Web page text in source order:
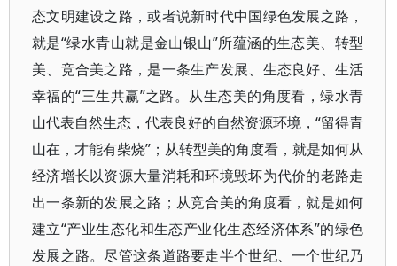
态文明建设之路，或者说新时代中国绿色发展之路，
就是“绿水青山就是金山银山”所蕴涵的生态美、转型
美、竞合美之路，是一条生产发展、生态良好、生活
幸福的“三生共赢”之路。从生态美的角度看，绿水青
山代表自然生态，代表良好的自然资源环境，“留得青
山在，才能有柴烧”；从转型美的角度看，就是如何从
经济增长以资源大量消耗和环境毁坏为代价的老路走
出一条新的发展之路；从竞合美的角度看，就是如何
建立“产业生态化和生态产业化生态经济体系”的绿色
发展之路。尽管这条道路要走半个世纪、一个世纪乃